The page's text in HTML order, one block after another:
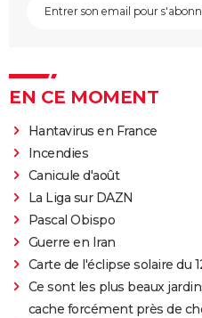
EN CE MOMENT
Hantavirus en France
Incendies
Canicule d'août
La Liga sur DAZN
Pascal Obispo
Guerre en Iran
Carte de l'éclipse solaire du
Ce sont les plus beaux
cache forcément près de